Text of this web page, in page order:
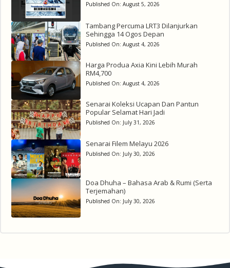
Published On: August 5, 2026
Tambang Percuma LRT3 Dilanjurkan
Sehingga 14 Ogos Depan
Published On: August 4, 2026
Harga Produa Axia Kini Lebih Murah
RM4,700
Published On: August 4, 2026
Senarai Koleksi Ucapan Dan Pantun
Popular Selamat Hari Jadi
Published On: July 31, 2026
Senarai Filem Melayu 2026
Published On: July 30, 2026
Doa Dhuha – Bahasa Arab & Rumi (Serta
Terjemahan)
Published On: July 30, 2026